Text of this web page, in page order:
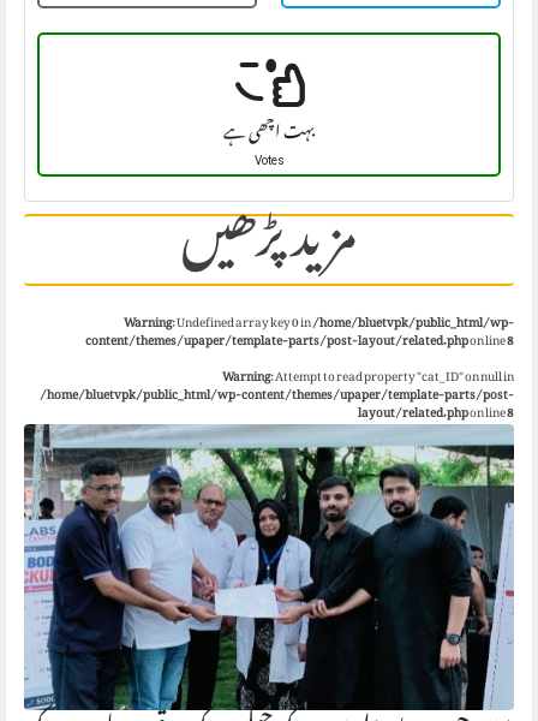
بہت اچھی ہے
Votes
مزید پڑھیں Warning: Undefined array key 0 in/home/bluetvpk/public_html/wp-
content/themes/upaper/template-parts/post-layout/related.phpon line8
Warning: Attempt to read property "cat_ID" on null in
/home/bluetvpk/public_html/wp-content/themes/upaper/template-parts/post-
layout/related.phpon line8